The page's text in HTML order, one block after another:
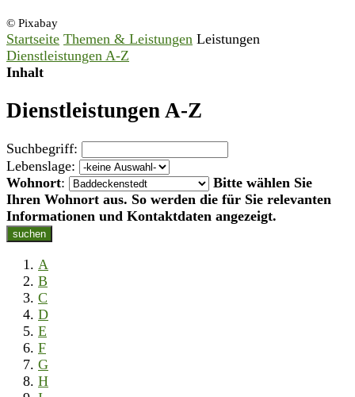
© Pixabay
Startseite Themen & Leistungen Leistungen
Dienstleistungen A-Z
Inhalt
Dienstleistungen A-Z
Suchbegriff:
Lebenslage:
Wohnort:
Bitte wählen Sie
Ihren Wohnort aus. So werden die für Sie relevanten
Informationen und Kontaktdaten angezeigt.
suchen
A
B
C
D
E
F
G
H